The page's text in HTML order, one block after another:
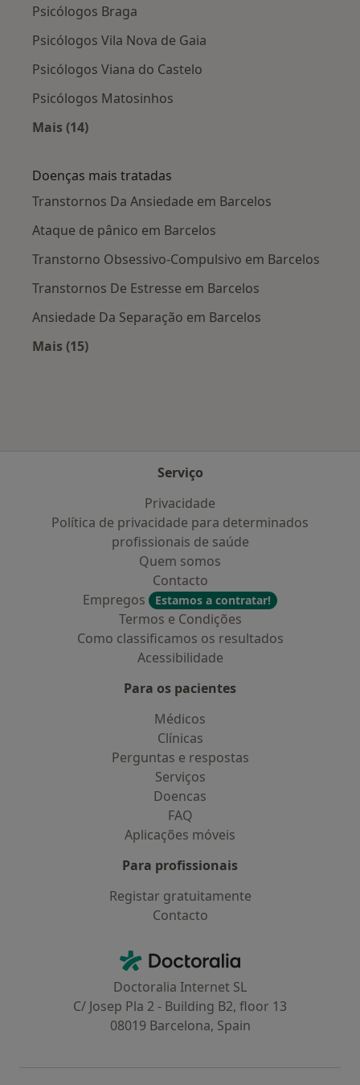
Psicólogos Braga
Psicólogos Vila Nova de Gaia
Psicólogos Viana do Castelo
Psicólogos Matosinhos
Mais (14)
Doenças mais tratadas
Transtornos Da Ansiedade em Barcelos
Ataque de pânico em Barcelos
Transtorno Obsessivo-Compulsivo em Barcelos
Transtornos De Estresse em Barcelos
Ansiedade Da Separação em Barcelos
Mais (15)
Serviço
Privacidade
Política de privacidade para determinados
profissionais de saúde
Quem somos
Contacto
Empregos
Estamos a contratar!
Termos e Condições
Como classificamos os resultados
Acessibilidade
Para os pacientes
Médicos
Clínicas
Perguntas e respostas
Serviços
Doencas
FAQ
Aplicações móveis
Para profissionais
Registar gratuitamente
Contacto
Doctoralia - Homepage
Doctoralia Internet SL
C/ Josep Pla 2 - Building B2, floor 13
08019 Barcelona, Spain